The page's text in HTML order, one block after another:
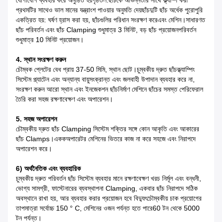
প্রথমটির সাথেও ভাল মানের যন্ত্রাংশ পাওয়ার অনুমতি দেয়ছাঁচদুটি ছাঁচ অর্ধেক পুরোপুরি
একত্রিত হয়: ঘর্ষণ হ্রাস করা হয়, ছাঁচগুলির পরিধান সংরক্ষণ করেএবং মেশিন।সাধারণত
ছাঁচ পরিবর্তন এবং ছাঁচ Clamping শুধুমাত্র 3 মিনিট, বড় ছাঁচ প্রয়োজনপরিবর্তন
শুধুমাত্র 10 মিনিট প্রয়োজন।
4. স্থান সংরক্ষণ করুন
চৌম্বক প্লেটের বেধ প্রায় 37-50 মিমি, স্থান ছোট।চুম্বকীয় দ্রুত ছাঁচক্ল্যাম্পিং
সিস্টেম প্ল্যাটেন এবং অন্যান্য বায়ুসংক্রান্ত এবং জলবাহী উপাদান ব্যবহার করে না,
সংরক্ষণ করুনআরো স্থান এবং ইনজেকশন ছাঁচনির্মাণ মেশিনে ছাঁচের সমস্ত পেরিফেরাল
তৈরি করা সহজরক্ষণাবেক্ষণ এবং অপারেশন।
5. সহজ অপারেশন
চৌম্বকীয় দ্রুত ছাঁচ Clamping সিস্টেম শক্তির সঙ্গে কোন আকৃতি এবং আকারের
ছাঁচ Clamps।এককঅপারেটর মেশিনের ভিতরে কাজ না করে সহজে এবং নিরাপদে
অপারেশন করে।
6) অর্থনৈতিক এবং ব্যবহারিক
চুম্বকীয় দ্রুত পরিবর্তন ছাঁচ সিস্টেম ব্যবহার মানে রক্ষণাবেক্ষণ খরচ নির্মূল এবং বন্ধনী,
ভোগ্য সামগ্রী, ফাস্টেনারের ব্যবস্থাপনা Clamping, একবার ছাঁচ নিরাপদে সঠিক
অবস্থানে রাখা হয়, আর ব্যবহার করার প্রয়োজন হবে বিদ্যুৎচৌম্বকীয় চাক প্রয়োগের
তাপমাত্রা সর্বোচ্চ 150 ° C, মেশিনের ওজন পর্যন্ত হতে পারে60 টন থেকে 5000
টন পর্যন্ত।